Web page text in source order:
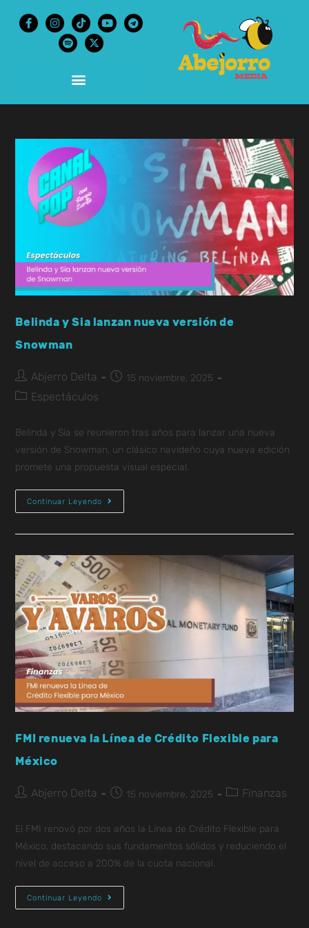
Belinda y Sia lanzan nueva versión de
Snowman
Abjerro Delta 15 noviembre, 2025
Espectáculos
Belinda y Sia se reunieron tras años para lanzar una nueva
versión de Snowman, un clásico navideño cuya nueva edición
promete una propuesta visual especial.
Continuar Leyendo
FMI renueva la Línea de Crédito Flexible para
México
Abjerro Delta 15 noviembre, 2025 Finanzas
El FMI renovó por dos años la Línea de Crédito Flexible para
México, destacando sus fundamentos sólidos y reduciendo el
nivel de acceso a 200% de la cuota nacional.
Continuar Leyendo